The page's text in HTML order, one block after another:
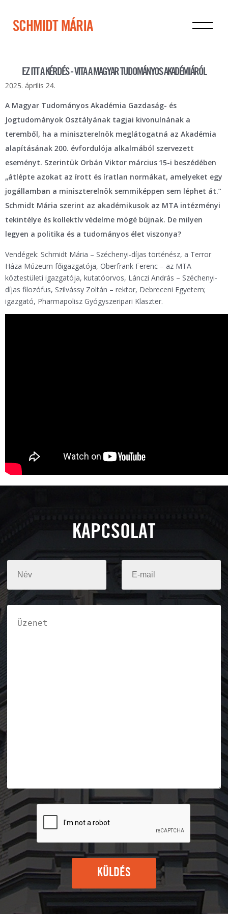
SCHMIDT MÁRIA
EZ ITT A KÉRDÉS - VITA A MAGYAR TUDOMÁNYOS AKADÉMIÁRÓL
2025. április 24.
A Magyar Tudományos Akadémia Gazdaság- és
Jogtudományok Osztályának tagjai kivonulnának a
teremből, ha a miniszterelnök meglátogatná az Akadémia
alapításának 200. évfordulója alkalmából szervezett
eseményt. Szerintük Orbán Viktor március 15-i beszédében
„átlépte azokat az írott és íratlan normákat, amelyeket egy
jogállamban a miniszterelnök semmiképpen sem léphet át.”
Schmidt Mária szerint az akadémikusok az MTA intézményi
tekintélye és kollektív védelme mögé bújnak. De milyen
legyen a politika és a tudományos élet viszonya?
Vendégek: Schmidt Mária – Széchenyi-díjas történész, a Terror
Háza Múzeum főigazgatója, Oberfrank Ferenc – az MTA
köztestületi igazgatója, kutatóorvos, Lánczi András – Széchenyi-
díjas filozófus, Szilvássy Zoltán – rektor, Debreceni Egyetem;
igazgató, Pharmapolisz Gyógyszeripari Klaszter.
KAPCSOLAT
KÜLDÉS